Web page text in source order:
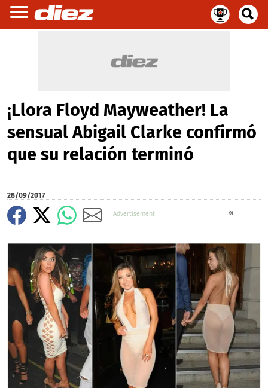
¡Llora Floyd Mayweather! La
sensual Abigail Clarke confirmó
que su relación terminó
28/09/2017
X